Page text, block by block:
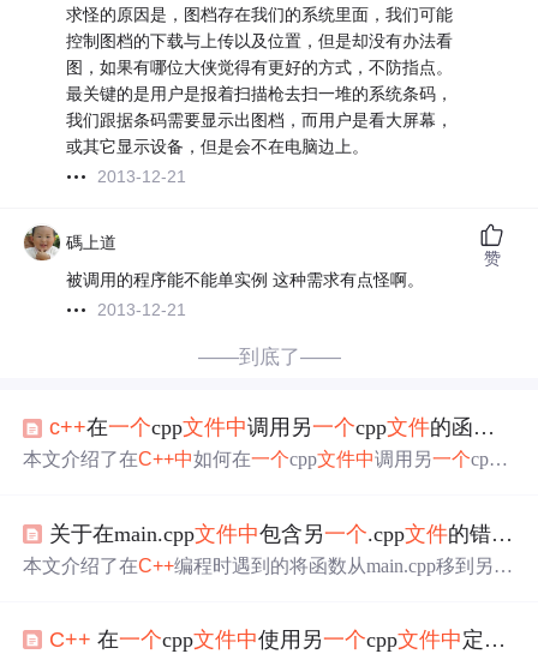
求怪的原因是，图档存在我们的系统里面，我们可能
控制图档的下载与上传以及位置，但是却没有办法看
图，如果有哪位大侠觉得有更好的方式，不防指点。
最关键的是用户是报着扫描枪去扫一堆的系统条码，
我们跟据条码需要显示出图档，而用户是看大屏幕，
或其它显示设备，但是会不在电脑边上。
2013-12-21
碼上道
被调用的程序能不能单实例 这种需求有点怪啊。
2013-12-21
赞
——到底了——
c++在一个cpp文件中调用另一个cpp文件的函数的两种方法
本文介绍了在C++中如何在一个cpp文件中调用另一个cpp
程。关于在main.cpp文件中包含另一个.cpp文件的错误及原因
本文介绍了在C++编程时遇到的将函数从main.cpp移到另一
中 声明函数，而不在cpp文件中包含它们。
C++ 在一个cpp文件中使用另一个cpp文件中定义的函数